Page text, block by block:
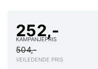
252,-
KAMPANJEPRIS
504,-
VEILEDENDE PRIS